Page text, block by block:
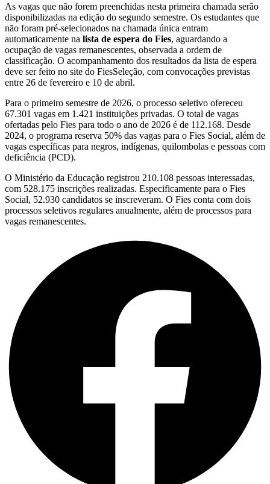
As vagas que não forem preenchidas nesta primeira chamada serão
disponibilizadas na edição do segundo semestre. Os estudantes que
não foram pré-selecionados na chamada única entram
automaticamente na lista de espera do Fies, aguardando a
ocupação de vagas remanescentes, observada a ordem de
classificação. O acompanhamento dos resultados da lista de espera
deve ser feito no site do FiesSeleção, com convocações previstas
entre 26 de fevereiro e 10 de abril.
Para o primeiro semestre de 2026, o processo seletivo ofereceu
67.301 vagas em 1.421 instituições privadas. O total de vagas
ofertadas pelo Fies para todo o ano de 2026 é de 112.168. Desde
2024, o programa reserva 50% das vagas para o Fies Social, além de
vagas específicas para negros, indígenas, quilombolas e pessoas com
deficiência (PCD).
O Ministério da Educação registrou 210.108 pessoas interessadas,
com 528.175 inscrições realizadas. Especificamente para o Fies
Social, 52.930 candidatos se inscreveram. O Fies conta com dois
processos seletivos regulares anualmente, além de processos para
vagas remanescentes.